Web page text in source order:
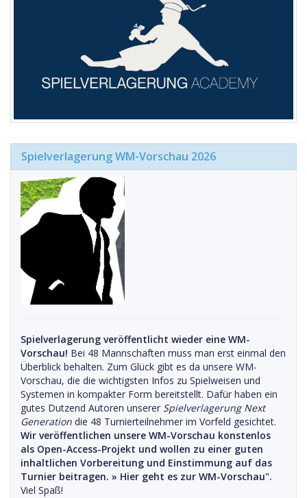
Spielverlagerung WM-Vorschau 2026
Spielverlagerung veröffentlicht wieder eine WM-
Vorschau! Bei 48 Mannschaften muss man erst einmal den
Überblick behalten. Zum Glück gibt es da unsere WM-
Vorschau, die die wichtigsten Infos zu Spielweisen und
Systemen in kompakter Form bereitstellt. Dafür haben ein
gutes Dutzend Autoren unserer Spielverlagerung Next
Generation die 48 Turnierteilnehmer im Vorfeld gesichtet.
Wir veröffentlichen unsere WM-Vorschau konstenlos
als Open-Access-Projekt und wollen zu einer guten
inhaltlichen Vorbereitung und Einstimmung auf das
Turnier beitragen. » Hier geht es zur WM-Vorschau".
Viel Spaß!